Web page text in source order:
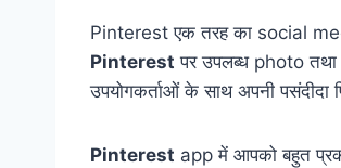
Pinterest एक तरह का social
Pinterest पर उपलब्ध photo तथा
उपयोगकर्ताओं के साथ अपनी
Pinterest app में आपको बहुत